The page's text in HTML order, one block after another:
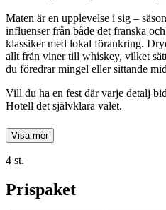
Maten är en upplevelse i sig –
influenser från både det franska
klassiker med lokal förankring.
allt från viner till whiskey, vilket
du föredrar mingel eller sittande
Vill du ha en fest där varje detalj
Hotell det självklara valet.
Visa mer
4 st.
Prispaket